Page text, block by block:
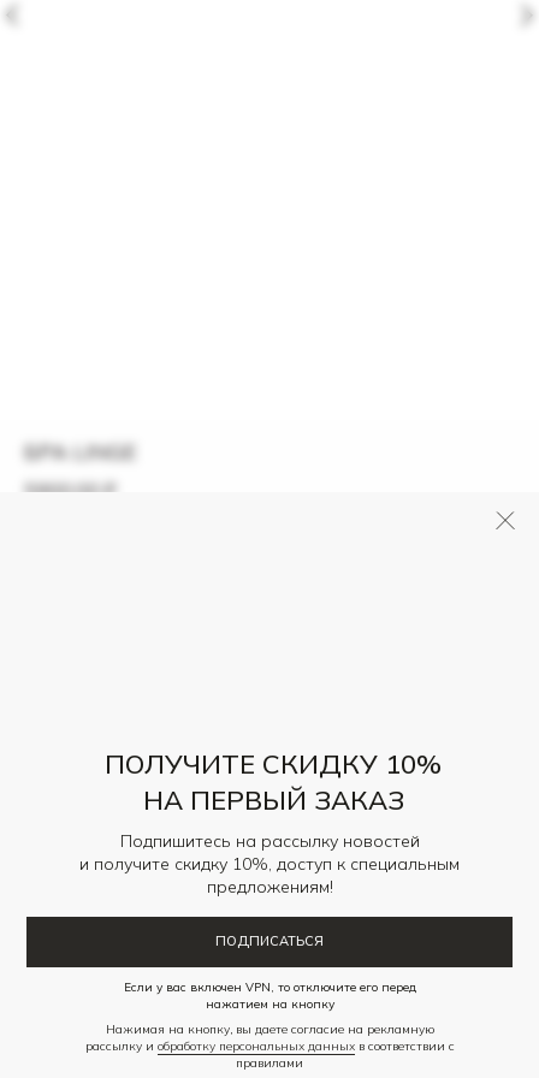
ПОЛУЧИТЕ СКИДКУ 10%
НА ПЕРВЫЙ ЗАКАЗ
Нажимая на кнопку, вы даете согласие на рекламную
рассылку и обработку персональных данныхв соответствии с
правилами
Подпишитесь на рассылку новостей
и получите скидку 10%, доступ к специальным
предложениям!
ПОДПИСАТЬСЯ
Если у вас включен VPN, то отключите его перед
нажатием на кнопку
БРА LINGE
5900,00 ₽